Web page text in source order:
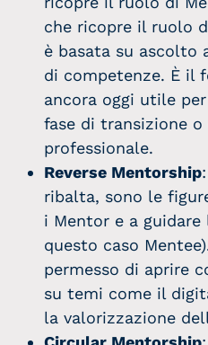
che ricopre il ruolo
è basata su ascolto
di competenze. È il
ancora oggi utile
fase di transizione o
professionale.
Reverse Mentorship
ribalta, sono le
i Mentor e a
questo caso
permesso di aprire
su temi come il
la valorizzazione